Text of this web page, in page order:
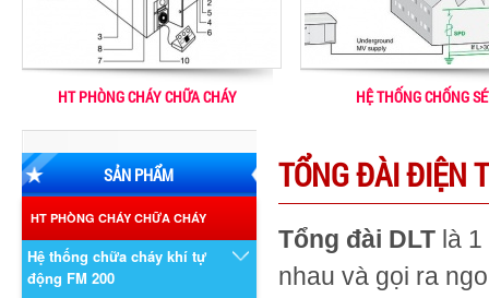
HT PHÒNG CHÁY CHỮA CHÁY HỆ THỐNG CHỐNG
SẢN PHẨM
HT PHÒNG CHÁY CHỮA CHÁY
Hệ thống chữa cháy khí tự
động FM 200
TỔNG ĐÀI ĐIỆN
Tổng đài DLT là
nhau và gọi ra